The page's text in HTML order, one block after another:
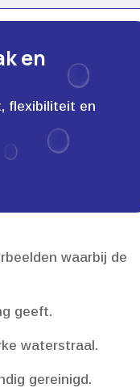
en
flexibiliteit en
waarbij de
geeft.​
waterstraal.​
gereinigd.​